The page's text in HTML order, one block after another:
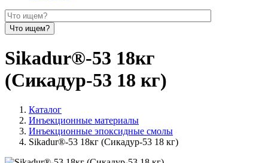
Sikadur®-53 18кг
(Сикадур-53 18 кг)
Каталог
Инъекционные материалы
Инъекционные эпоксидные смолы
Sikadur®-53 18кг (Сикадур-53 18 кг)